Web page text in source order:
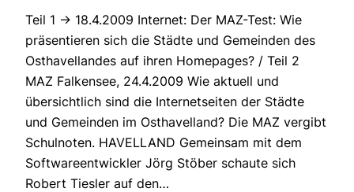
Teil 1 -> 18.4.2009 Internet: Der MAZ-Test: Wie
präsentieren sich die Städte und Gemeinden des
Osthavellandes auf ihren Homepages? / Teil 2
MAZ Falkensee, 24.4.2009 Wie aktuell und
übersichtlich sind die Internetseiten der Städte
und Gemeinden im Osthavelland? Die MAZ vergibt
Schulnoten. HAVELLAND Gemeinsam mit dem
Softwareentwickler Jörg Stöber schaute sich
Robert Tiesler auf den…